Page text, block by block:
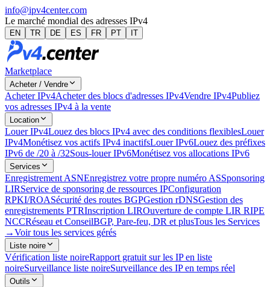
info@ipv4center.com
Le marché mondial des adresses IPv4
EN TR DE ES FR PT IT
Marketplace
Acheter / Vendre
Acheter IPv4Acheter des blocs d'adresses IPv4Vendre IPv4Publiez
vos adresses IPv4 à la vente
Location
Louer IPv4Louez des blocs IPv4 avec des conditions flexiblesLouer
IPv4Monétisez vos actifs IPv4 inactifsLouer IPv6Louez des préfixes
IPv6 de /20 à /32Sous-louer IPv6Monétisez vos allocations IPv6
Services
Enregistrement ASNEnregistrez votre propre numéro ASSponsoring
LIRService de sponsoring de ressources IPConfiguration
RPKI/ROASécurité des routes BGPGestion rDNSGestion des
enregistrements PTRInscription LIROuverture de compte LIR RIPE
NCCRéseau et ConseilBGP, Pare-feu, DR et plusTous les Services
→Voir tous les services gérés
Liste noire
Vérification liste noireRapport gratuit sur les IP en liste
noireSurveillance liste noireSurveillance des IP en temps réel
Outils